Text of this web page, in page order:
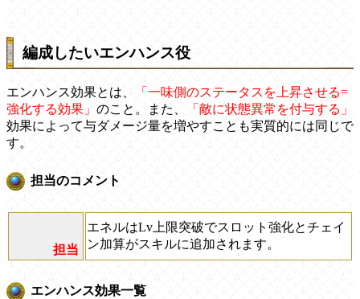
編成したいエンハンス役
エンハンス効果とは、
「一味側のステータスを上昇させる=
強化する効果」 のこと。また、
「敵に状態異常を付与する」
効果によって与ダメージ量を増やすことも実質的には同じで
す。
担当のコメント
担当
エネルはLv上限突破でスロット強化とチェイ
ン加算がスキルに追加されます。
エンハンス効果一覧